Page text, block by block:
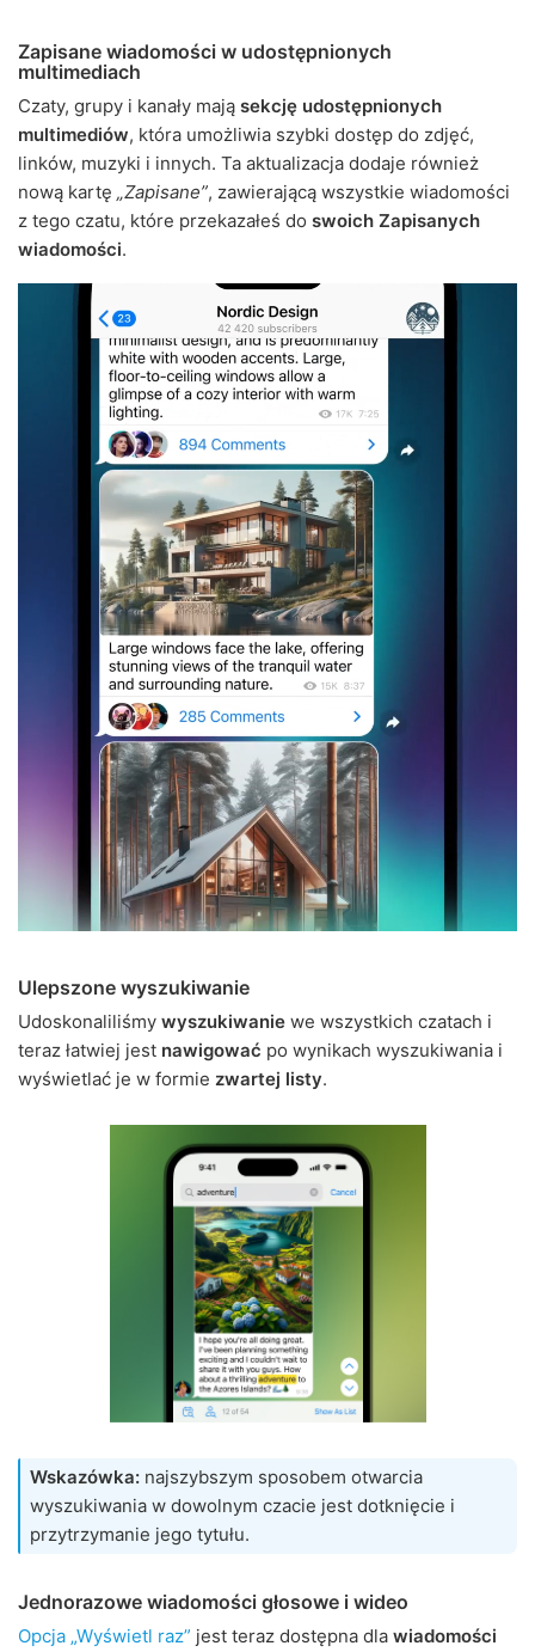
Zapisane wiadomości w udostępnionych
multimediach
Czaty, grupy i kanały mają sekcję udostępnionych
multimediów, która umożliwia szybki dostęp do zdjęć,
linków, muzyki i innych. Ta aktualizacja dodaje również
nową kartę „Zapisane”, zawierającą wszystkie wiadomości
z tego czatu, które przekazałeś do swoich Zapisanych
wiadomości.
Ulepszone wyszukiwanie
Udoskonaliliśmy wyszukiwanie we wszystkich czatach i
teraz łatwiej jest nawigować po wynikach wyszukiwania i
wyświetlać je w formie zwartej listy.
Wskazówka: najszybszym sposobem otwarcia
wyszukiwania w dowolnym czacie jest dotknięcie i
przytrzymanie jego tytułu.
Jednorazowe wiadomości głosowe i wideo
Opcja „Wyświetl raz” jest teraz dostępna dla wiadomości